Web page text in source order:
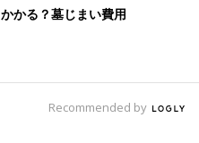
こしょうをふる。玉ねぎは縦
切りにする。しめじは根元を
かる？墓じまい費用
Recommended by